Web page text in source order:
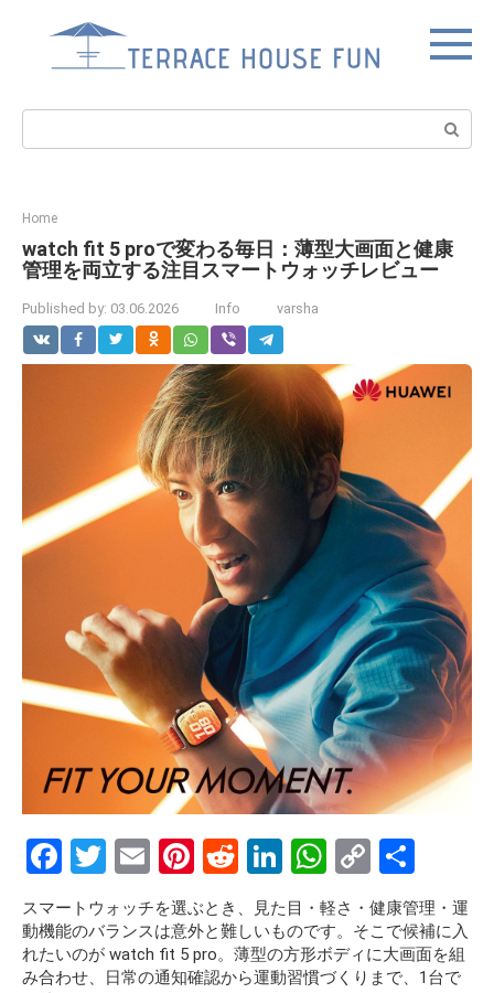
Search:
Home
watch fit 5 proで変わる毎日：薄型大画面と健康
管理を両立する注目スマートウォッチレビュー
Published by: 03.06.2026 Info varsha
F
a
ce
b
T
tt
er
E
m
ail
Pi
nt
er
es
R
d
di
Li
n
ke
dI
W
h
at
s
C
o
py
Li
h
ar
e
スマートウォッチを選ぶとき、見た目・軽さ・健康管理・運
動機能のバランスは意外と難しいものです。そこで候補に入
れたいのが watch fit 5 pro。薄型の方形ボディに大画面を組
み合わせ、日常の通知確認から運動習慣づくりまで、1台で